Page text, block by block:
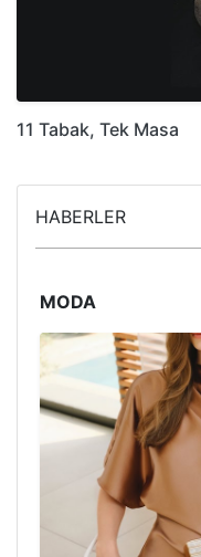
11 Tabak, Tek Masa
HABERLER
MODA